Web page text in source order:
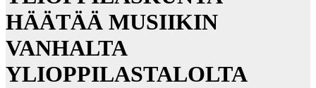
HÄÄTÄÄ MUSIIKIN
VANHALTA
YLIOPPILASTALOLTA